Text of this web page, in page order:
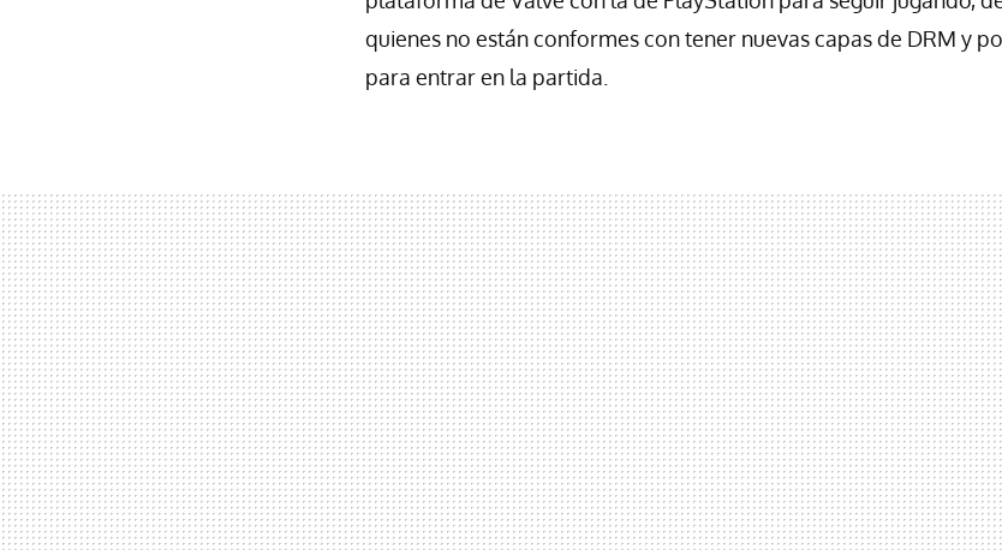
quienes no están conformes con tener nuevas capas de DRM y
para entrar en la partida.